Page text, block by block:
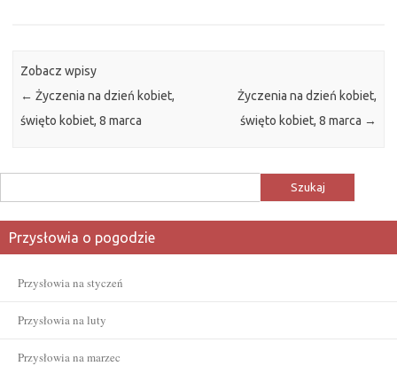
Zobacz wpisy
← Życzenia na dzień kobiet,
święto kobiet, 8 marca
Życzenia na dzień kobiet,
święto kobiet, 8 marca →
Przysłowia o pogodzie
Przysłowia na styczeń
Przysłowia na luty
Przysłowia na marzec